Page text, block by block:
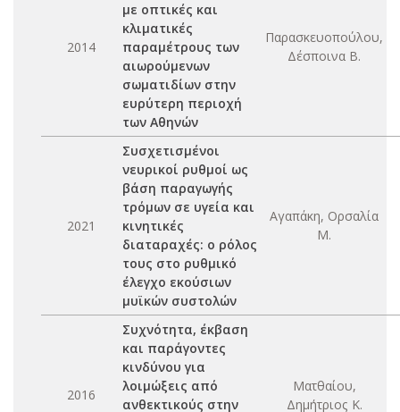
2014
με οπτικές και
κλιματικές
παραμέτρους των
αιωρούμενων
σωματιδίων στην
ευρύτερη περιοχή
των Αθηνών
Παρασκευοπούλου,
Δέσποινα Β.
2021
Συσχετισμένοι
νευρικοί ρυθμοί ως
βάση παραγωγής
τρόμων σε υγεία και
κινητικές
διαταραχές: o ρόλος
τους στο ρυθμικό
έλεγχο εκούσιων
μυϊκών συστολών
Αγαπάκη, Ορσαλία
Μ.
2016
Συχνότητα, έκβαση
και παράγοντες
κινδύνου για
λοιμώξεις από
ανθεκτικούς στην
Ματθαίου,
Δημήτριος Κ.